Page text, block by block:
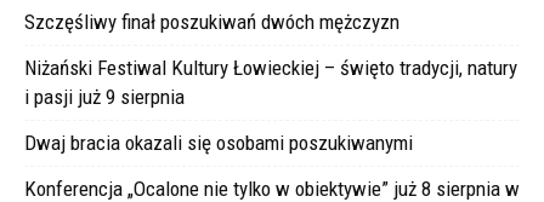
Szczęśliwy finał poszukiwań dwóch mężczyzn
Niżański Festiwal Kultury Łowieckiej – święto tradycji, natury
i pasji już 9 sierpnia
Dwaj bracia okazali się osobami poszukiwanymi
Konferencja „Ocalone nie tylko w obiektywie” już 8 sierpnia w